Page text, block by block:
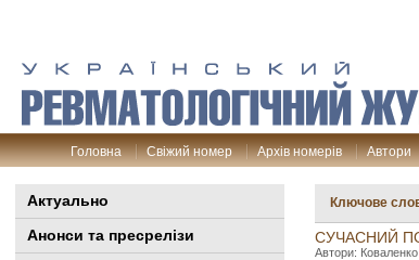
Головна Свіжий номер Архів номерів Автори
Актуально
Анонси та пресрелізи
Ключове
СУЧАСНИЙ
Автори: